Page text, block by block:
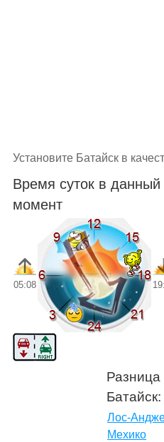
Установите Батайск в
Время суток в данный
момент
05:08
Разница
Батайск:
Лос-
Мехико